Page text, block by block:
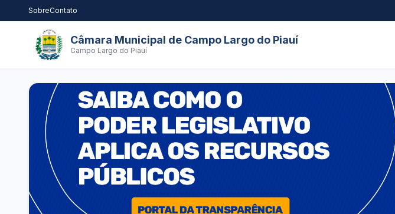
SobreContato
Câmara Municipal de Campo Largo do Piauí
Campo Largo do Piauí